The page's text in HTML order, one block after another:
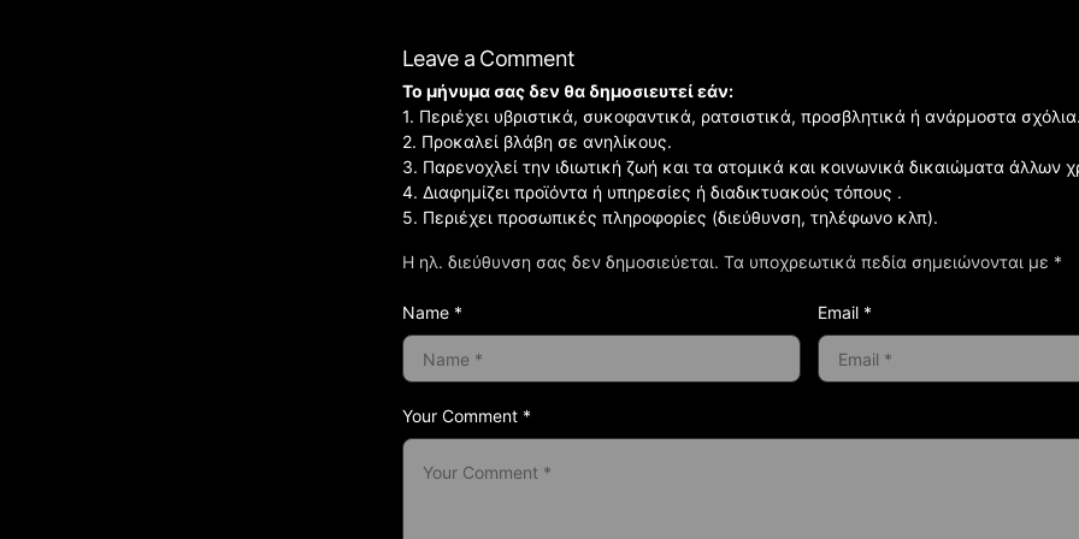
Leave a Comment
Η ηλ. διεύθυνση σας δεν δημοσιεύεται. Τα υποχρεωτικά πεδία σημειώνονται με *
Your Comment *
Το μήνυμα σας δεν θα δημοσιευτεί εάν:
1. Περιέχει υβριστικά, συκοφαντικά, ρατσιστικά, προσβλητικά ή ανάρμοστα σχόλια.
2. Προκαλεί βλάβη σε ανηλίκους.
3. Παρενοχλεί την ιδιωτική ζωή και τα ατομικά και κοινωνικά δικαιώματα άλλων
4. Διαφημίζει προϊόντα ή υπηρεσίες ή διαδικτυακούς τόπους .
5. Περιέχει προσωπικές πληροφορίες (διεύθυνση, τηλέφωνο κλπ).
Name * Email *